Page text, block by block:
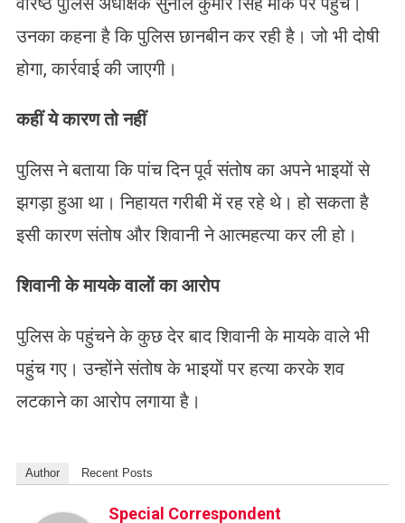
उनका कहना है कि पुलिस छानबीन कर रही है। जो भी दोषी
होगा, कार्रवाई की जाएगी।
कहीं ये कारण तो नहीं
पुलिस ने बताया कि पांच दिन पूर्व संतोष का अपने भाइयों से
झगड़ा हुआ था। निहायत गरीबी में रह रहे थे। हो सकता है
इसी कारण संतोष और शिवानी ने आत्महत्या कर ली हो।
शिवानी के मायके वालों का आरोप
पुलिस के पहुंचने के कुछ देर बाद शिवानी के मायके वाले भी
पहुंच गए। उन्होंने संतोष के भाइयों पर हत्या करके शव
लटकाने का आरोप लगाया है।
Author Recent Posts
Special Correspondent